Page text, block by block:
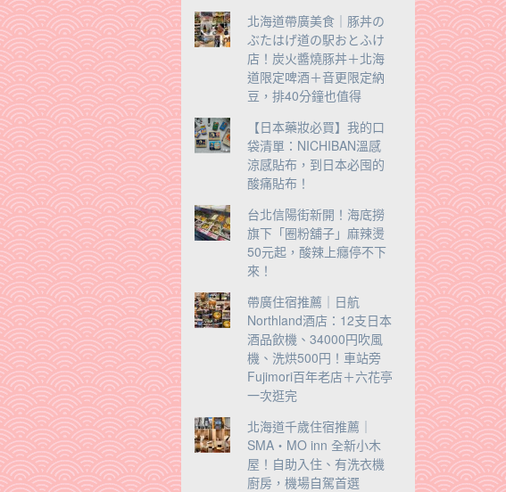
北海道帶廣美食｜豚丼の
ぶたはげ道の駅おとふけ
店！炭火醬燒豚丼＋北海
道限定啤酒＋音更限定納
豆，排40分鐘也值得
【日本藥妝必買】我的口
袋清單：NICHIBAN溫感
涼感貼布，到日本必囤的
酸痛貼布！
台北信陽街新開！海底撈
旗下「圈粉舖子」麻辣燙
50元起，酸辣上癮停不下
來！
帶廣住宿推薦｜日航
Northland酒店：12支日本
酒品飲機、34000円吹風
機、洗烘500円！車站旁
Fujimori百年老店＋六花亭
一次逛完
北海道千歲住宿推薦｜
SMA・MO inn 全新小木
屋！自助入住、有洗衣機
廚房，機場自駕首選